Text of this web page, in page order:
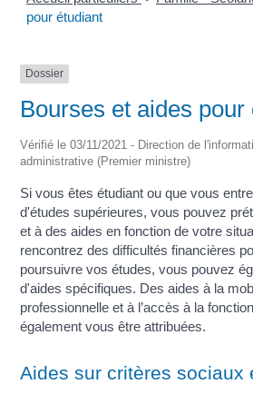
pour étudiant
Dossier
Bourses et aides pour
Vérifié le 03/11/2021 - Direction de
administrative (Premier ministre)
Si vous êtes étudiant ou que vous
d'études supérieures, vous pouvez
et à des aides en fonction de votre
rencontrez des difficultés financières
poursuivre vos études, vous pouvez
d'aides spécifiques. Des aides à la
professionnelle et à l’accès à la
également vous être attribuées.
Aides sur critères sociaux